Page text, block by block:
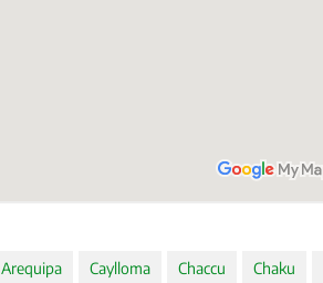
Arequipa Caylloma Chaccu Chaku